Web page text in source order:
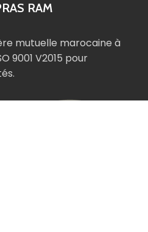
RAM
mutuelle marocaine à
9001 V2015 pour